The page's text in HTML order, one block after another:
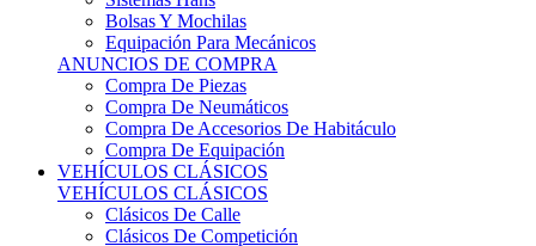
Bolsas Y Mochilas
Equipación Para Mecánicos
ANUNCIOS DE COMPRA
Compra De Piezas
Compra De Neumáticos
Compra De Accesorios De Habitáculo
Compra De Equipación
VEHÍCULOS CLÁSICOS
VEHÍCULOS CLÁSICOS
Clásicos De Calle
Clásicos De Competición